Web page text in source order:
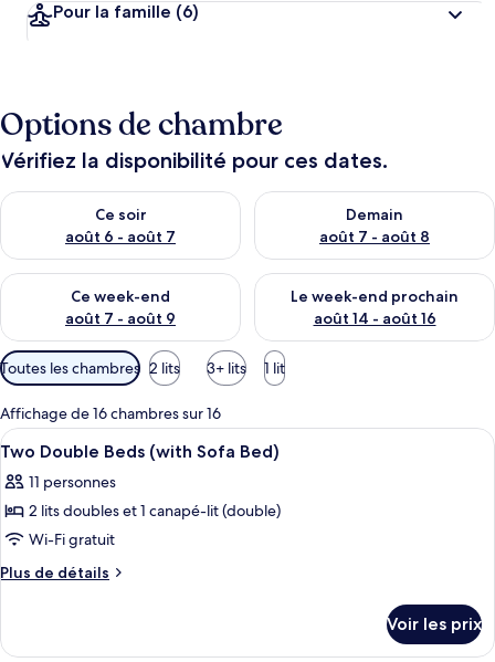
Pour la famille (6)
Options de chambre
Vérifiez la disponibilité pour ces dates.
Ce soir
août 6 - août 7
Vérifier la disponibilité pour ce soir août 6 - août 7
Demain
août 7 - août 8
Vérifier la disponibilité pour
Ce week-end
août 7 - août 9
Vérifier la disponibilité pour ce week-end août 7 - août 9
Le week-end prochain
août 14 - août 16
Vérifier la disponibilité pour
Filtres
disponibles
pour
les
chambres
Toutes les chambres 2 lits 3+ lits 1 lit
Affichage de 16 chambres sur 16
Afficher
toutes
les
photos
pour
ce
chambre :
Une chambre d’hôtel avec deux
7
Two Double Beds (with Sofa Bed)
11 personnes
2 lits doubles et 1 canapé-lit (double)
Wi-Fi gratuit
Plus de détails
Plus
le
Voir les prix